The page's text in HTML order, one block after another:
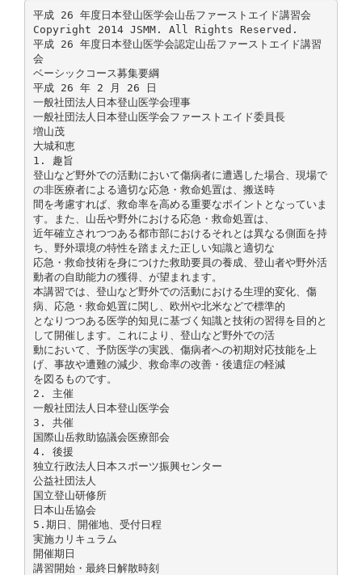
平成 26 年度日本登山医学会山岳ファーストエイド講習会
Copyright 2014 JSMM. All Rights Reserved.
平成 26 年度日本登山医学会認定山岳ファーストエイド講習
会
ベーシックコース募集要綱
平成 26 年 2 月 26 日
一般社団法人日本登山医学会理事
一般社団法人日本登山医学会ファーストエイド委員長
増山茂
大城和恵
1. 趣旨
登山など野外での活動において傷病者に遭遇した場合、現場で
の非医療者による適切な応急・救命処置は、搬送時
間を考慮すれば、救命率を高める重要なポイントとなっていま
す。また、山岳や野外における応急・救命処置は、
近年確立されつつある都市部におけるそれとは異なる側面を持
ち、野外環境の特性を踏まえた正しい知識と適切な
応急・救命技術を身につけた救助要員の養成、登山者や野外活
動者の自助能力の獲得、が望まれます。
本講習では、登山など野外での活動における生理的変化、傷
病、応急・救命処置に関し、欧州や北米などで標準的
となりつつある医学的知見に基づく知識と技術の習得を目的と
して開催します。これにより、登山など野外での活
動において、予防医学の実践、傷病者への初期対応技能を上
げ、事故や遭難の減少、救命率の改善・後遺症の軽減
を図るものです。
2. 主催
一般社団法人日本登山医学会
3. 共催
国際山岳救助協議会医療部会
4. 後援
独立行政法人日本スポーツ振興センター
公益社団法人
国立登山研修所
日本山岳協会
5.期日、開催地、受付日程
実施カリキュラム
開催期日
講習開始・最終日解散時刻